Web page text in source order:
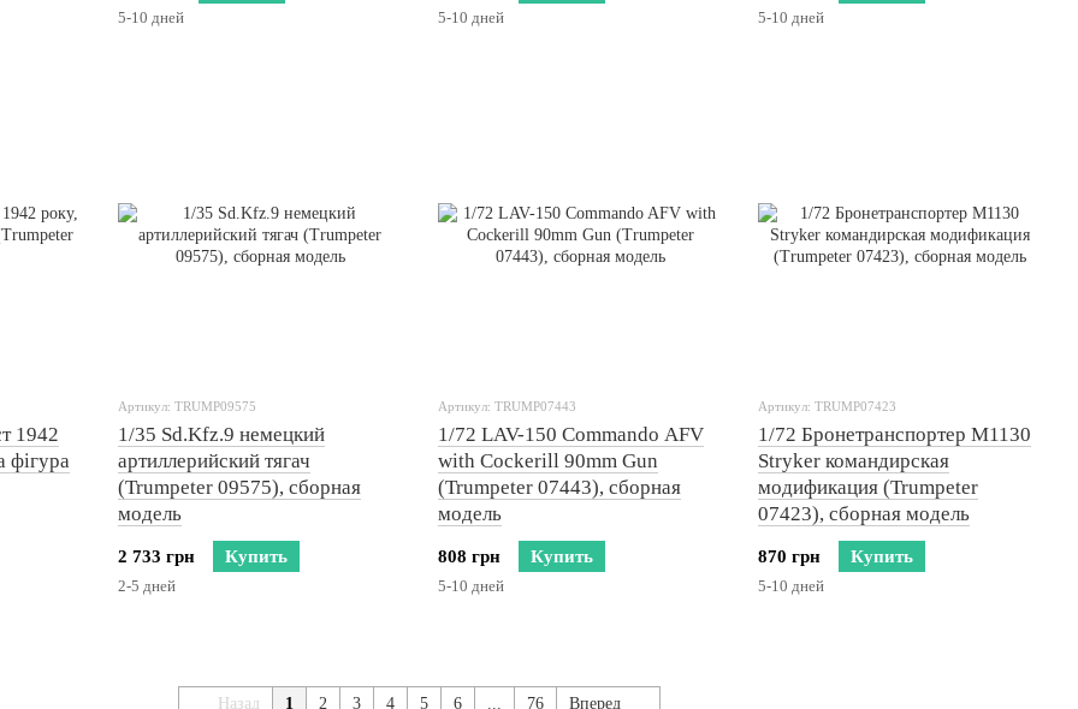
5-10 дней 5-10 дней 5-10 дней
1942
фігура
Артикул: TRUMP09575
1/35 Sd.Kfz.9 немецкий
артиллерийский тягач
(Trumpeter 09575), сборная
модель
2 733 грн Купить
2-5 дней
Артикул: TRUMP07443
1/72 LAV-150 Commando AFV
with Cockerill 90mm Gun
(Trumpeter 07443), сборная
модель
808 грн Купить
5-10 дней
Артикул: TRUMP07423
1/72 Бронетранспортер M1130
Stryker командирская
модификация (Trumpeter
07423), сборная модель
870 грн Купить
5-10 дней
Назад 1 2 3 4 5 6 76 Вперед